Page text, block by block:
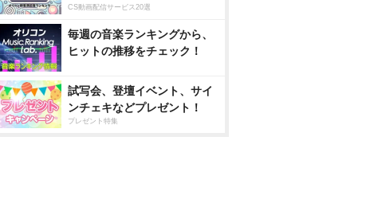
CS動画配信サービス20選
毎週の音楽ランキングから、
ヒットの推移をチェック！
試写会、登壇イベント、サイ
ンチェキなどプレゼント！
プレゼント特集